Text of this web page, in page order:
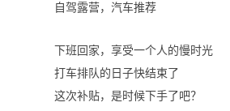
自驾露营，汽车推荐
下班回家，享受一个人的慢时光
打车排队的日子快结束了
这次补贴，是时候下手了吧？